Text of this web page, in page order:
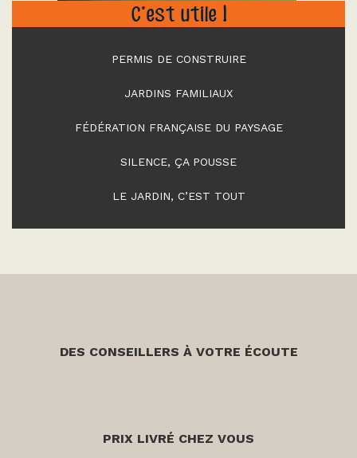
C’est utile !
PERMIS DE CONSTRUIRE
JARDINS FAMILIAUX
FÉDÉRATION FRANÇAISE DU PAYSAGE
SILENCE, ÇA POUSSE
LE JARDIN, C’EST TOUT
DES CONSEILLERS À VOTRE ÉCOUTE
PRIX LIVRÉ CHEZ VOUS